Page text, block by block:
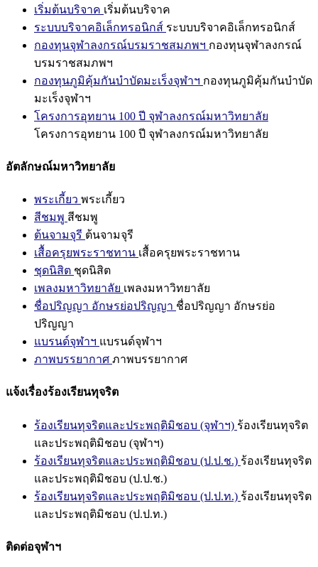
เริ่มต้นบริจาค เริ่มต้นบริจาค
ระบบบริจาคอิเล็กทรอนิกส์ ระบบบริจาคอิเล็กทรอนิกส์
กองทุนจุฬาลงกรณ์บรมราชสมภพฯ กองทุนจุฬาลงกรณ์
บรมราชสมภพฯ
กองทุนภูมิคุ้มกันบำบัดมะเร็งจุฬาฯ กองทุนภูมิคุ้มกันบำบัด
มะเร็งจุฬาฯ
โครงการอุทยาน 100 ปี จุฬาลงกรณ์มหาวิทยาลัย
โครงการอุทยาน 100 ปี จุฬาลงกรณ์มหาวิทยาลัย
อัตลักษณ์มหาวิทยาลัย
พระเกี้ยว พระเกี้ยว
สีชมพู สีชมพู
ต้นจามจุรี ต้นจามจุรี
เสื้อครุยพระราชทาน เสื้อครุยพระราชทาน
ชุดนิสิต ชุดนิสิต
เพลงมหาวิทยาลัย เพลงมหาวิทยาลัย
ชื่อปริญญา อักษรย่อปริญญา ชื่อปริญญา อักษรย่อ
ปริญญา
แบรนด์จุฬาฯ แบรนด์จุฬาฯ
ภาพบรรยากาศ ภาพบรรยากาศ
แจ้งเรื่องร้องเรียนทุจริต
ร้องเรียนทุจริตและประพฤติมิชอบ (จุฬาฯ) ร้องเรียนทุจริต
และประพฤติมิชอบ (จุฬาฯ)
ร้องเรียนทุจริตและประพฤติมิชอบ (ป.ป.ช.) ร้องเรียนทุจริต
และประพฤติมิชอบ (ป.ป.ช.)
ร้องเรียนทุจริตและประพฤติมิชอบ (ป.ป.ท.) ร้องเรียนทุจริต
และประพฤติมิชอบ (ป.ป.ท.)
ติดต่อจุฬาฯ